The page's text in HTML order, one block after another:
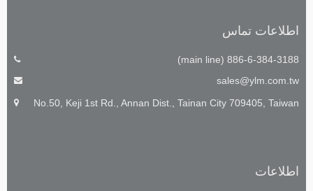
اطلاعات تماس
886-6-384-3188 (main line)
sales@ylm.com.tw
No.50, Keji 1st Rd., Annan Dist., Tainan City 709405, Taiwan
اطلاعات